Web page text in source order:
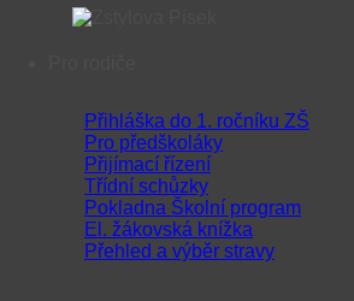
Přihláška do 1. ročníku ZŠ
Pro předškoláky
Přijímací řízení
Třídní schůzky
Pokladna Školní program
El. žákovská knížka
Přehled a výběr stravy